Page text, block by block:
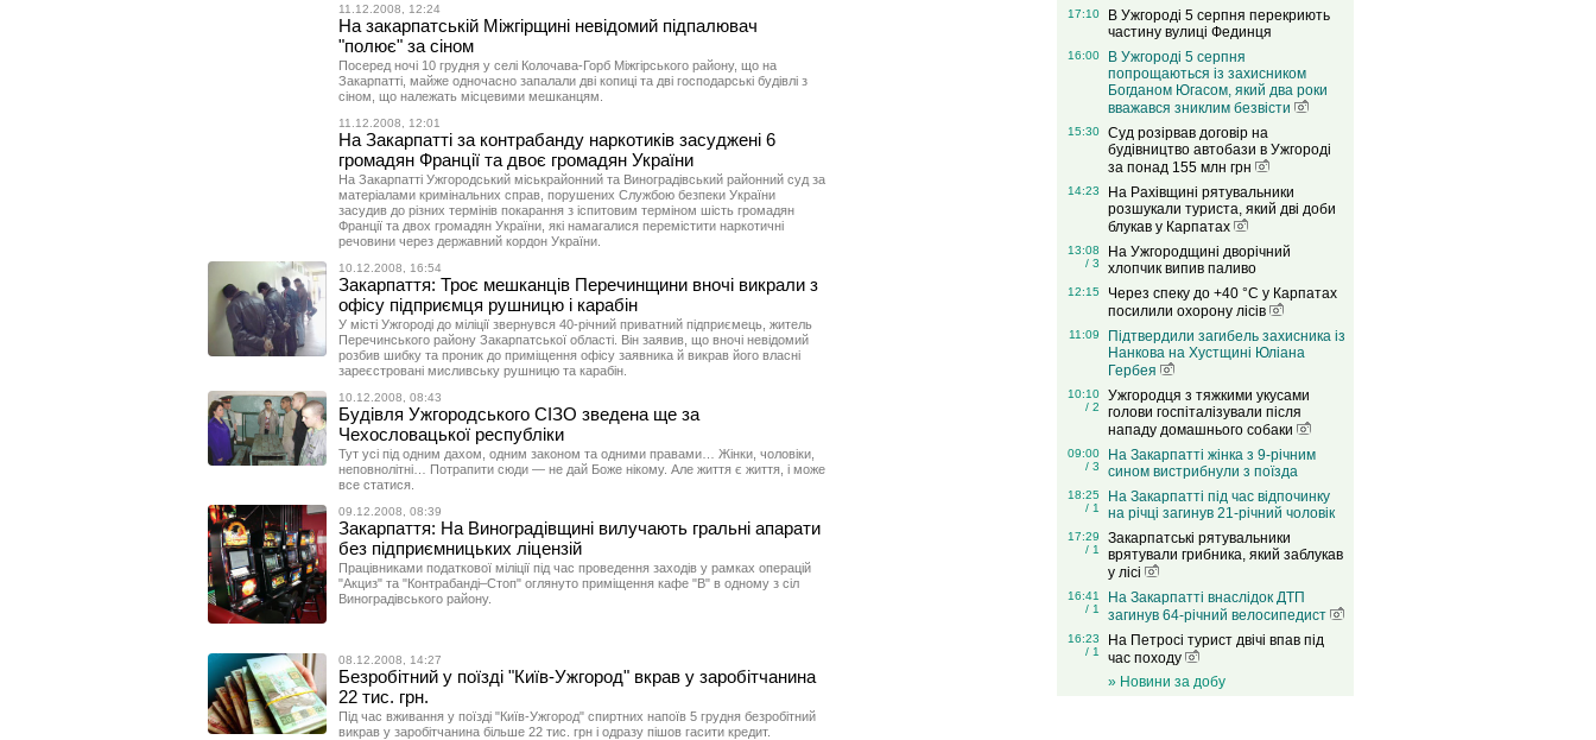
11.12.2008, 12:24
На закарпатській Міжгірщині невідомий підпалювач
"полює" за сіном
Посеред ночі 10 грудня у селі Колочава-Горб Міжгірського району, що на
Закарпатті, майже одночасно запалали дві копиці та дві господарські будівлі з
сіном, що належать місцевими мешканцям.
11.12.2008, 12:01
На Закарпатті за контрабанду наркотиків засуджені 6
громадян Франції та двоє громадян України
На Закарпатті Ужгородський міськрайонний та Виноградівський районний суд за
матеріалами кримінальних справ, порушених Службою безпеки України
засудив до різних термінів покарання з іспитовим терміном шість громадян
Франції та двох громадян України, які намагалися перемістити наркотичні
речовини через державний кордон України.
10.12.2008, 16:54
Закарпаття: Троє мешканців Перечинщини вночі викрали з
офісу підприємця рушницю і карабін
У місті Ужгороді до міліції звернувся 40-річний приватний підприємець, житель
Перечинського району Закарпатської області. Він заявив, що вночі невідомий
розбив шибку та проник до приміщення офісу заявника й викрав його власні
зареєстровані мисливську рушницю та карабін.
10.12.2008, 08:43
Будівля Ужгородського СІЗО зведена ще за
Чехословацької республіки
Тут усі під одним дахом, одним законом та одними правами… Жінки, чоловіки,
неповнолітні… Потрапити сюди — не дай Боже нікому. Але життя є життя, і може
все статися.
09.12.2008, 08:39
Закарпаття: На Виноградівщині вилучають гральні апарати
без підприємницьких ліцензій
Працівниками податкової міліції під час проведення заходів у рамках операцій
"Акциз" та "Контрабанді–Стоп" оглянуто приміщення кафе "В" в одному з сіл
Виноградівського району.
08.12.2008, 14:27
Безробітний у поїзді "Київ-Ужгород" вкрав у заробітчанина
22 тис. грн.
Під час вживання у поїзді "Київ-Ужгород" спиртних напоїв 5 грудня безробітний
викрав у заробітчанина більше 22 тис. грн і одразу пішов гасити кредит.
17:10
В Ужгороді 5 серпня перекриють
частину вулиці Фединця
16:00
В Ужгороді 5 серпня
попрощаються із захисником
Богданом Югасом, який два роки
вважався зниклим безвісти
15:30
Суд розірвав договір на
будівництво автобази в Ужгороді
за понад 155 млн грн
14:23
На Рахівщині рятувальники
розшукали туриста, який дві доби
блукав у Карпатах
13:08
/ 3
На Ужгородщині дворічний
хлопчик випив паливо
12:15
Через спеку до +40 °C у Карпатах
посилили охорону лісів
11:09
Підтвердили загибель захисника із
Нанкова на Хустщині Юліана
Гербея
10:10
/ 2
Ужгородця з тяжкими укусами
голови госпіталізували після
нападу домашнього собаки
09:00
/ 3
На Закарпатті жінка з 9-річним
сином вистрибнули з поїзда
18:25
/ 1
На Закарпатті під час відпочинку
на річці загинув 21-річний чоловік
17:29
/ 1
Закарпатські рятувальники
врятували грибника, який заблукав
у лісі
16:41
/ 1
На Закарпатті внаслідок ДТП
загинув 64-річний велосипедист
16:23
/ 1
На Петросі турист двічі впав під
час походу
» Новини за добу